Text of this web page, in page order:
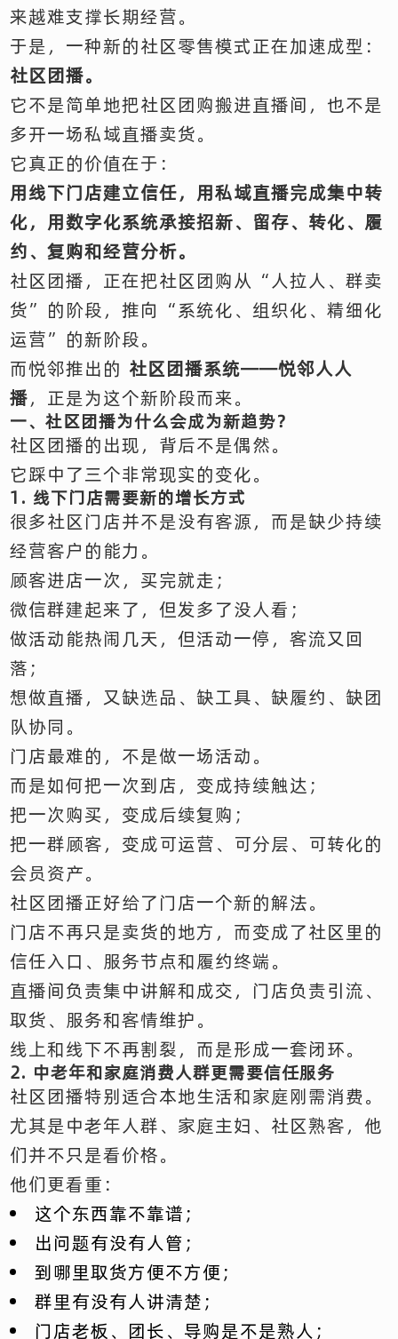
来越难支撑长期经营。
于是，一种新的社区零售模式正在加速成型：
社区团播。
它不是简单地把社区团购搬进直播间，也不是
多开一场私域直播卖货。
它真正的价值在于：
用线下门店建立信任，用私域直播完成集中转
化，用数字化系统承接招新、留存、转化、履
约、复购和经营分析。
社区团播，正在把社区团购从“人拉人、群卖
货”的阶段，推向“系统化、组织化、精细化
运营”的新阶段。
而悦邻推出的 社区团播系统——悦邻人人
播，正是为这个新阶段而来。
一、社区团播为什么会成为新趋势？
社区团播的出现，背后不是偶然。
它踩中了三个非常现实的变化。
1. 线下门店需要新的增长方式
很多社区门店并不是没有客源，而是缺少持续
经营客户的能力。
顾客进店一次，买完就走；
微信群建起来了，但发多了没人看；
做活动能热闹几天，但活动一停，客流又回
落；
想做直播，又缺选品、缺工具、缺履约、缺团
队协同。
门店最难的，不是做一场活动。
而是如何把一次到店，变成持续触达；
把一次购买，变成后续复购；
把一群顾客，变成可运营、可分层、可转化的
会员资产。
社区团播正好给了门店一个新的解法。
门店不再只是卖货的地方，而变成了社区里的
信任入口、服务节点和履约终端。
直播间负责集中讲解和成交，门店负责引流、
取货、服务和客情维护。
线上和线下不再割裂，而是形成一套闭环。
2. 中老年和家庭消费人群更需要信任服务
社区团播特别适合本地生活和家庭刚需消费。
尤其是中老年人群、家庭主妇、社区熟客，他
们并不只是看价格。
他们更看重：
这个东西靠不靠谱；
出问题有没有人管；
到哪里取货方便不方便；
群里有没有人讲清楚；
门店老板、团长、导购是不是熟人；